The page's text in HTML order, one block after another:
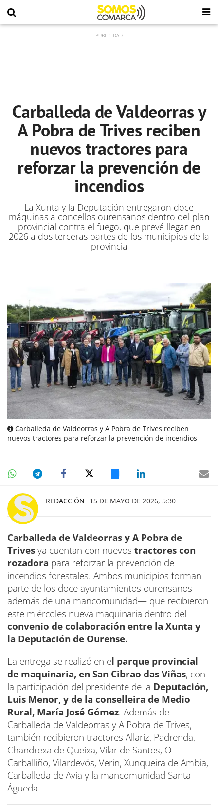
Carballeda de Valdeorras y
A Pobra de Trives reciben
nuevos tractores para
reforzar la prevención de
incendios
La Xunta y la Deputación entregaron doce
máquinas a concellos ourensanos dentro del plan
provincial contra el fuego, que prevé llegar en
2026 a dos terceras partes de los municipios de la
provincia
Carballeda de Valdeorras y A Pobra de Trives reciben
nuevos tractores para reforzar la prevención de incendios
REDACCIÓN 15 DE MAYO DE 2026, 5:30
Carballeda de Valdeorras y A Pobra de
Trivesya cuentan con nuevos tractores con
rozadora para reforzar la prevención de
incendios forestales. Ambos municipios forman
parte de los doce ayuntamientos ourensanos —
además de una mancomunidad— que recibieron
este miércoles nueva maquinaria dentro del
convenio de colaboración entre la Xunta y
la Deputación de Ourense.
La entrega se realizó en el parque provincial
de maquinaria, en San Cibrao das Viñas, con
la participación del presidente de la Deputación,
Luis Menor, y de la conselleira de Medio
Rural, María José Gómez. Además de
Carballeda de Valdeorras y A Pobra de Trives,
también recibieron tractores Allariz, Padrenda,
Chandrexa de Queixa, Vilar de Santos, O
Carballiño, Vilardevós, Verín, Xunqueira de Ambía,
Carballeda de Avia y la mancomunidad Santa
Águeda.